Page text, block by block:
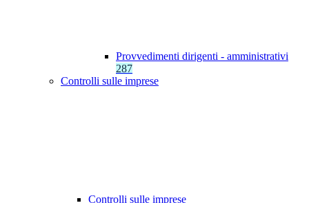
Provvedimenti dirigenti - amministrativi
287
Controlli sulle imprese
Controlli sulle imprese